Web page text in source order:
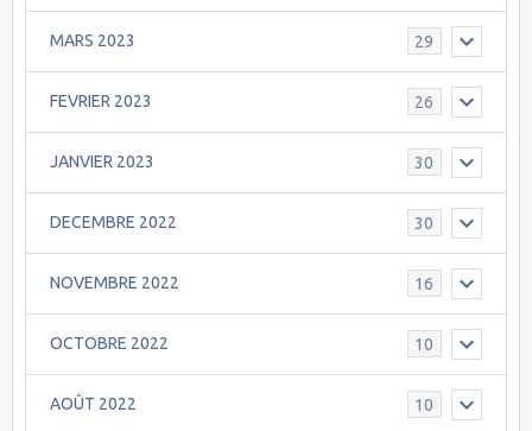
MARS 2023 29
FEVRIER 2023 26
JANVIER 2023 30
DECEMBRE 2022 30
NOVEMBRE 2022 16
OCTOBRE 2022 10
AOÛT 2022 10